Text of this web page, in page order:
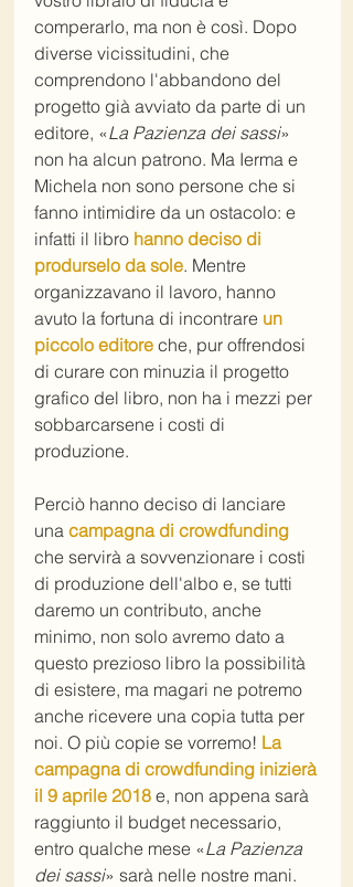
comperarlo, ma non è così. Dopo
diverse vicissitudini, che
comprendono l'abbandono del
progetto già avviato da parte di un
editore, «La Pazienza dei sassi»
non ha alcun patrono. Ma Ierma e
Michela non sono persone che si
fanno intimidire da un ostacolo: e
infatti il libro hanno deciso di
produrselo da sole. Mentre
organizzavano il lavoro, hanno
avuto la fortuna di incontrare un
piccolo editore che, pur offrendosi
di curare con minuzia il progetto
grafico del libro, non ha i mezzi per
sobbarcarsene i costi di
produzione.
Perciò hanno deciso di lanciare
una campagna di crowdfunding
che servirà a sovvenzionare i costi
di produzione dell'albo e, se tutti
daremo un contributo, anche
minimo, non solo avremo dato a
questo prezioso libro la possibilità
di esistere, ma magari ne potremo
anche ricevere una copia tutta per
noi. O più copie se vorremo! La
campagna di crowdfunding inizierà
il 9 aprile 2018 e, non appena sarà
raggiunto il budget necessario,
entro qualche mese «La Pazienza
dei sassi» sarà nelle nostre mani.